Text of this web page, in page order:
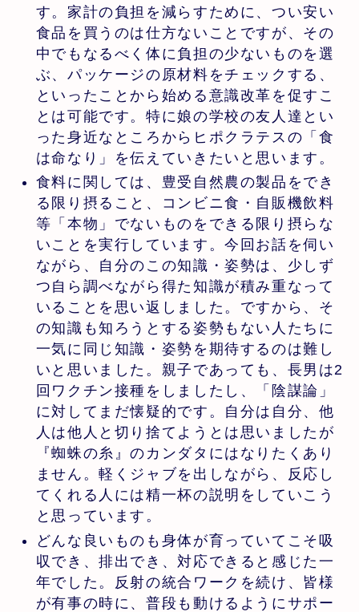
す。家計の負担を減らすために、つい安い
食品を買うのは仕方ないことですが、その
中でもなるべく体に負担の少ないものを選
ぶ、パッケージの原材料をチェックする、
といったことから始める意識改革を促すこ
とは可能です。特に娘の学校の友人達とい
った身近なところからヒポクラテスの「食
は命なり」を伝えていきたいと思います。
食料に関しては、豊受自然農の製品をでき
る限り摂ること、コンビニ食・自販機飲料
等「本物」でないものをできる限り摂らな
いことを実行しています。今回お話を伺い
ながら、自分のこの知識・姿勢は、少しず
つ自ら調べながら得た知識が積み重なって
いることを思い返しました。ですから、そ
の知識も知ろうとする姿勢もない人たちに
一気に同じ知識・姿勢を期待するのは難し
いと思いました。親子であっても、長男は2
回ワクチン接種をしましたし、「陰謀論」
に対してまだ懐疑的です。自分は自分、他
人は他人と切り捨てようとは思いましたが
『蜘蛛の糸』のカンダタにはなりたくあり
ません。軽くジャブを出しながら、反応し
てくれる人には精一杯の説明をしていこう
と思っています。
どんな良いものも身体が育っていてこそ吸
収でき、排出でき、対応できると感じた一
年でした。反射の統合ワークを続け、皆様
が有事の時に、普段も動けるようにサポー